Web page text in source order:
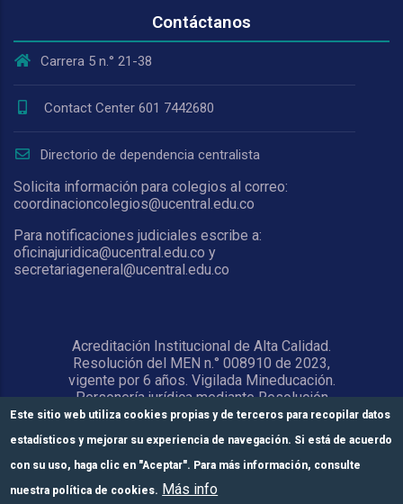
Contáctanos
Carrera 5 n.° 21-38
Contact Center 601 7442680
Directorio de dependencia centralista
Solicita información para colegios al correo:
coordinacioncolegios@ucentral.edu.co
Para notificaciones judiciales escribe a:
oficinajuridica@ucentral.edu.co y
secretariageneral@ucentral.edu.co
Acreditación Institucional de Alta Calidad.
Resolución del MEN n.° 008910 de 2023,
vigente por 6 años. Vigilada Mineducación.
Personería jurídica mediante Resolución
1876 del 5 de junio de 1967. Reconocida
como Universidad por el Ministerio de
Educación Nacional mediante Resolución
15818 del 31 de octubre de 1978.
© Universidad Central 2026
Este sitio web utiliza cookies propias y de terceros para recopilar datos
estadísticos y mejorar su experiencia de navegación. Si está de acuerdo
con su uso, haga clic en "Aceptar". Para más información, consulte
nuestra política de cookies. Más info